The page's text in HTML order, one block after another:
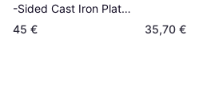
-Sided Cast Iron Plate
300017
45 € 35,70 €